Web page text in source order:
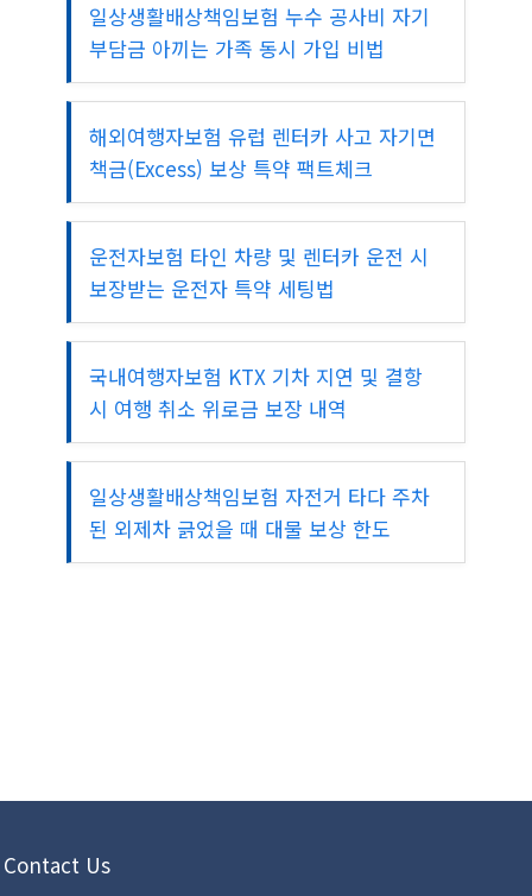
일상생활배상책임보험 누수 공사비 자기
부담금 아끼는 가족 동시 가입 비법
해외여행자보험 유럽 렌터카 사고 자기면
책금(Excess) 보상 특약 팩트체크
운전자보험 타인 차량 및 렌터카 운전 시
보장받는 운전자 특약 세팅법
국내여행자보험 KTX 기차 지연 및 결항
시 여행 취소 위로금 보장 내역
일상생활배상책임보험 자전거 타다 주차
된 외제차 긁었을 때 대물 보상 한도
Contact Us